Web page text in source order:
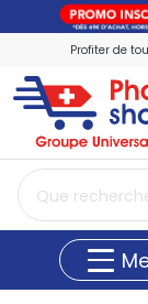
Profiter de